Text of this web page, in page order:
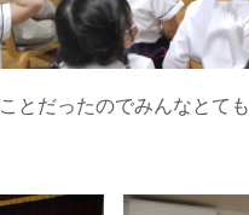
とだったのでみんなとても